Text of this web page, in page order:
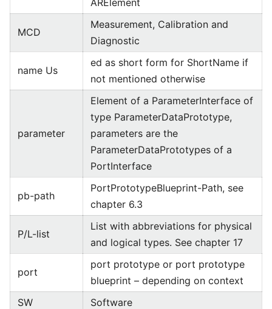
ARElement
MCD
Measurement, Calibration and
Diagnostic
name Us
ed as short form for ShortName if
not mentioned otherwise
parameter
Element of a ParameterInterface of
type ParameterDataPrototype,
parameters are the
ParameterDataPrototypes of a
PortInterface
pb-path
PortPrototypeBlueprint-Path, see
chapter 6.3
P/L-list
List with abbreviations for physical
and logical types. See chapter 17
port
port prototype or port prototype
blueprint – depending on context
SW
Software